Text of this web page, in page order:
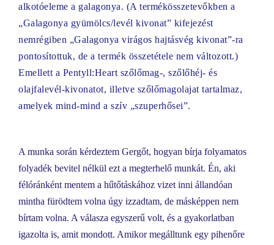
alkotóeleme a galagonya. (A termékösszetevőkben a
„Galagonya gyümölcs/levél kivonat” kifejezést
nemrégiben „Galagonya virágos hajtásvég kivonat”-ra
pontosítottuk, de a termék összetétele nem változott.)
Emellett a Pentyll:Heart szőlőmag-, szőlőhéj- és
olajfalevél-kivonatot, illetve szőlőmagolajat tartalmaz,
amelyek mind-mind a szív „szuperhősei”.
A munka során kérdeztem Gergőt, hogyan bírja folyamatos
folyadék bevitel nélkül ezt a megterhelő munkát. Én, aki
félóránként mentem a hűtőtáskához vizet inni állandóan
mintha fürödtem volna úgy izzadtam, de másképpen nem
bírtam volna. A válasza egyszerű volt, és a gyakorlatban
igazolta is, amit mondott. Amikor megálltunk egy pihenőre